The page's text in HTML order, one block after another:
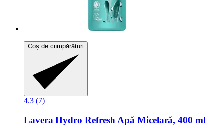
Coș de cumpărături
4.3 (7)
Lavera Hydro Refresh Apă Micelară, 400 ml